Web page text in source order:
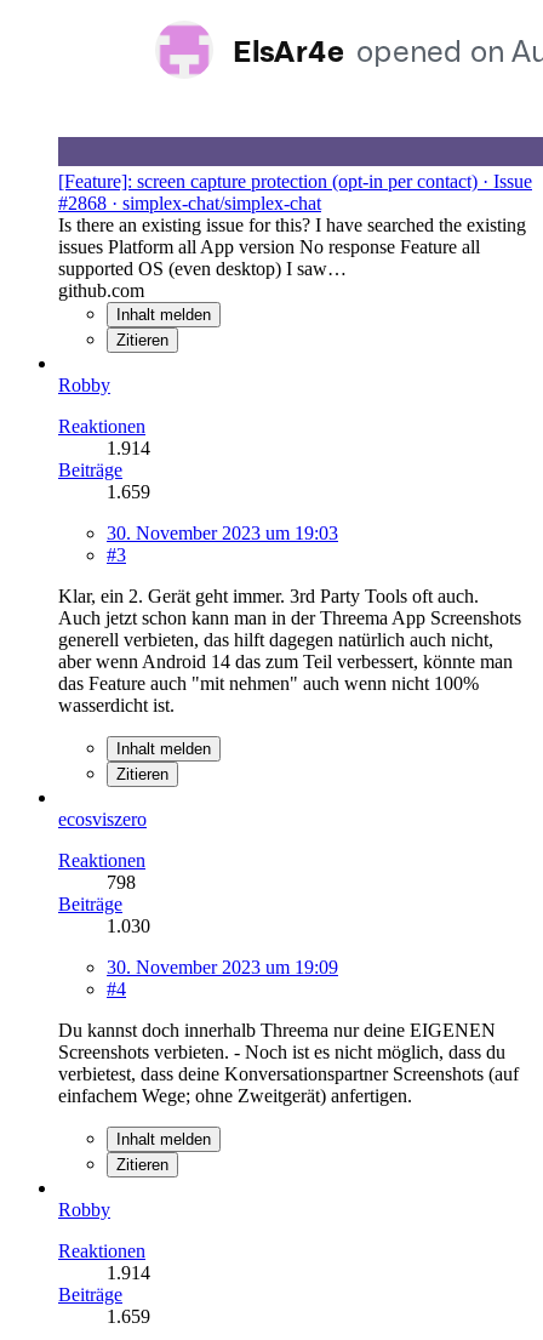
[Feature]: screen capture protection (opt-in per contact) · Issue
#2868 · simplex-chat/simplex-chat
Is there an existing issue for this? I have searched the existing
issues Platform all App version No response Feature all
supported OS (even desktop) I saw…
github.com
Inhalt melden
Zitieren
Robby
Reaktionen
1.914
Beiträge
1.659
30. November 2023 um 19:03
#3
Klar, ein 2. Gerät geht immer. 3rd Party Tools oft auch.
Auch jetzt schon kann man in der Threema App Screenshots
generell verbieten, das hilft dagegen natürlich auch nicht,
aber wenn Android 14 das zum Teil verbessert, könnte man
das Feature auch "mit nehmen" auch wenn nicht 100%
wasserdicht ist.
Inhalt melden
Zitieren
ecosviszero
Reaktionen
798
Beiträge
1.030
30. November 2023 um 19:09
#4
Du kannst doch innerhalb Threema nur deine EIGENEN
Screenshots verbieten. - Noch ist es nicht möglich, dass du
verbietest, dass deine Konversationspartner Screenshots (auf
einfachem Wege; ohne Zweitgerät) anfertigen.
Inhalt melden
Zitieren
Robby
Reaktionen
1.914
Beiträge
1.659